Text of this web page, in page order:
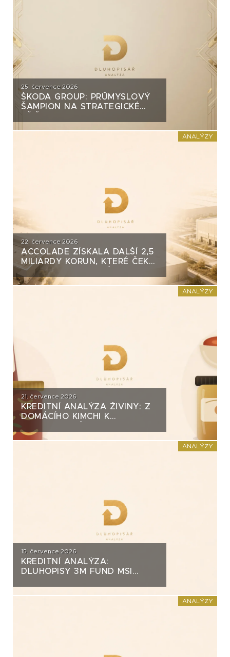
25. července 2026
ŠKODA GROUP: PRŮMYSLOVÝ
ŠAMPION NA STRATEGICKÉ
ANALÝZY
22. července 2026
ACCOLADE ZÍSKALA DALŠÍ 2,5
MILIARDY KORUN, KTERÉ ČEKÁ
V ROCE 2030 VELKÝ TEST. CO
ROZHODNE O JEJICH
ANALÝZY
21. července 2026
KREDITNÍ ANALÝZA ŽIVINY: Z
DOMÁCÍHO KIMCHI K
ZA PŮL MILIARDY
ANALÝZY
15. července 2026
KREDITNÍ ANALÝZA:
DLUHOPISY 3M FUND MSI
ANALÝZY